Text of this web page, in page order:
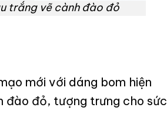
trắng vẽ cành đào đỏ
mới với dáng bom hiện
đào đỏ, tượng trưng cho sức